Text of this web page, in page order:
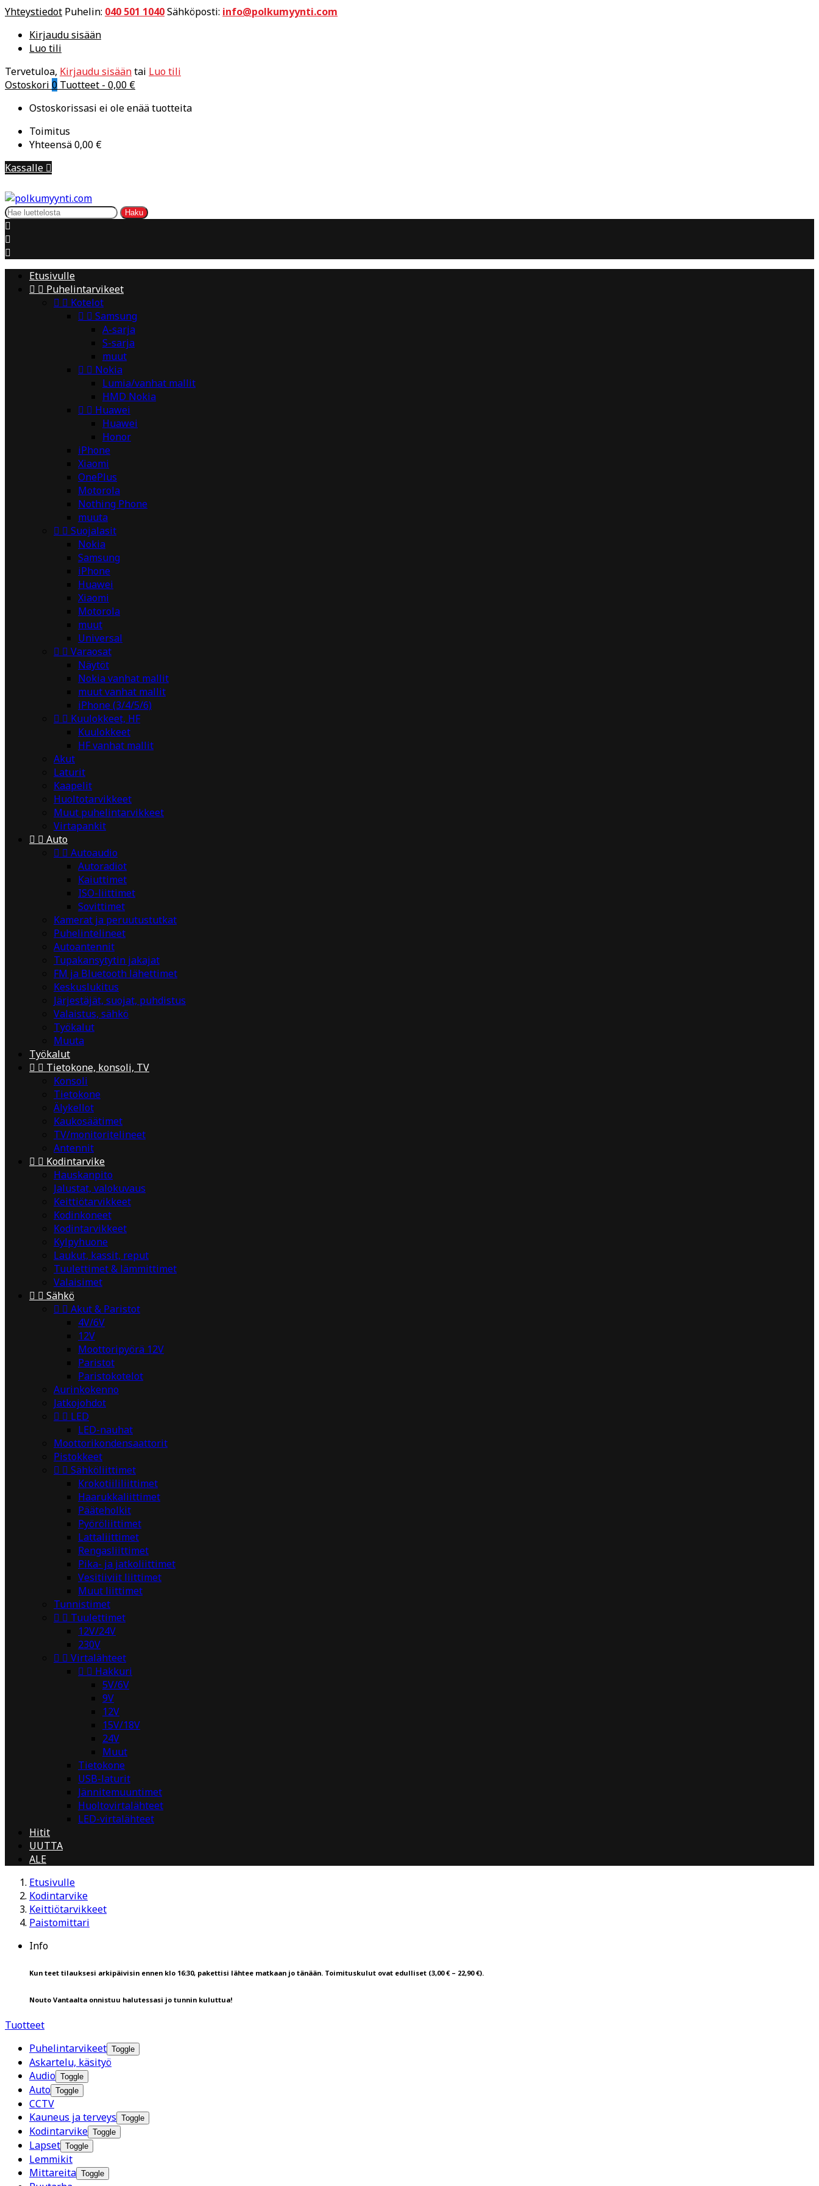
Yhteystiedot Puhelin: 040 501 1040Sähköposti: info@polkumyynti.com
Kirjaudu sisään
Luo tili
Tervetuloa, Kirjaudu sisääntai Luo tili
Ostoskori 0 Tuotteet - 0,00 €
Ostoskorissasi ei ole enää tuotteita
Toimitus
Yhteensä0,00 €
Kassalle 
Haku



Etusivulle
  Puhelintarvikeet
  Kotelot
  Samsung
A-sarja
S-sarja
muut
  Nokia
Lumia/vanhat mallit
HMD Nokia
  Huawei
Huawei
Honor
iPhone
Xiaomi
OnePlus
Motorola
Nothing Phone
muuta
  Suojalasit
Nokia
Samsung
iPhone
Huawei
Xiaomi
Motorola
muut
Universal
  Varaosat
Näytöt
Nokia vanhat mallit
muut vanhat mallit
iPhone (3/4/5/6)
  Kuulokkeet, HF
Kuulokkeet
HF vanhat mallit
Akut
Laturit
Kaapelit
Huoltotarvikkeet
Muut puhelintarvikkeet
Virtapankit
  Auto
  Autoaudio
Autoradiot
Kaiuttimet
ISO-liittimet
Sovittimet
Kamerat ja peruutustutkat
Puhelintelineet
Autoantennit
Tupakansytytin jakajat
FM ja Bluetooth lähettimet
Keskuslukitus
Järjestäjät, suojat, puhdistus
Valaistus, sähkö
Työkalut
Muuta
Työkalut
  Tietokone, konsoli, TV
Konsoli
Tietokone
Älykellot
Kaukosäätimet
TV/monitoritelineet
Antennit
  Kodintarvike
Hauskanpito
Jalustat, valokuvaus
Keittiötarvikkeet
Kodinkoneet
Kodintarvikkeet
Kylpyhuone
Laukut, kassit, reput
Tuulettimet & lämmittimet
Valaisimet
  Sähkö
  Akut & Paristot
4V/6V
12V
Moottoripyörä 12V
Paristot
Paristokotelot
Aurinkokenno
Jatkojohdot
  LED
LED-nauhat
Moottorikondensaattorit
Pistokkeet
  Sähköliittimet
Krokotiililiittimet
Haarukkaliittimet
Pääteholkit
Pyöröliittimet
Lattaliittimet
Rengasliittimet
Pika- ja jatkoliittimet
Vesitiiviit liittimet
Muut liittimet
Tunnistimet
  Tuulettimet
12V/24V
230V
  Virtalähteet
  Hakkuri
5V/6V
9V
12V
15V/18V
24V
Muut
Tietokone
USB-laturit
Jännitemuuntimet
Huoltovirtalähteet
LED-virtalähteet
Hitit
UUTTA
ALE
Etusivulle
Kodintarvike
Keittiötarvikkeet
Paistomittari
Info
Kun teet tilauksesi arkipäivisin ennen klo 16:30, pakettisi lähtee matkaan jo tänään. Toimituskulut ovat edulliset (3,00 € – 22,90 €).
Nouto Vantaalta onnistuu halutessasi jo tunnin kuluttua!
Tuotteet
Puhelintarvikeet Toggle
Askartelu, käsityö
Audio Toggle
Auto Toggle
CCTV
Kauneus ja terveys Toggle
Kodintarvike Toggle
Lapset Toggle
Lemmikit
Mittareita Toggle